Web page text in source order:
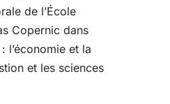
de l’École
Copernic dans
l’économie et la
et les sciences